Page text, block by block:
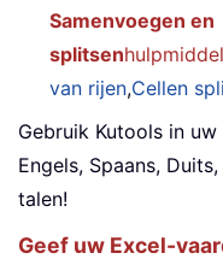
Samenvoegen en
splitsen
van rijen,Cellen
Gebruik Kutools in
Engels, Spaans,
talen!
Geef uw Excel-